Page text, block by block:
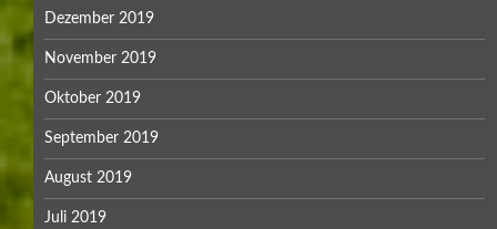
Dezember 2019
November 2019
Oktober 2019
September 2019
August 2019
Juli 2019